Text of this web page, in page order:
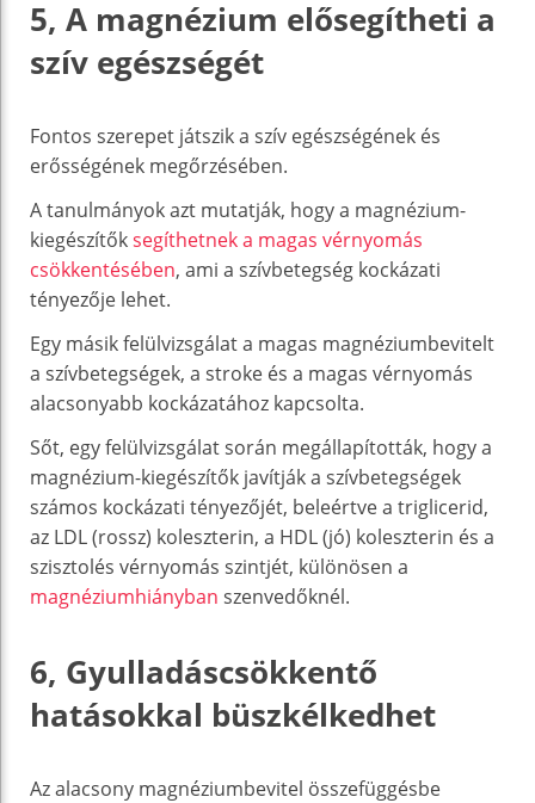
5, A magnézium elősegítheti a
szív egészségét
Fontos szerepet játszik a szív egészségének és
erősségének megőrzésében.
A tanulmányok azt mutatják, hogy a magnézium-
kiegészítőksegíthetnek a magas vérnyomás
csökkentésében, ami a szívbetegség kockázati
tényezője lehet.
Egy másik felülvizsgálat a magas magnéziumbevitelt
a szívbetegségek, a stroke és a magas vérnyomás
alacsonyabb kockázatához kapcsolta.
Sőt, egy felülvizsgálat során megállapították, hogy a
magnézium-kiegészítők javítják a szívbetegségek
számos kockázati tényezőjét, beleértve a triglicerid,
az LDL (rossz) koleszterin, a HDL (jó) koleszterin és a
szisztolés vérnyomás szintjét, különösen a
magnéziumhiányban szenvedőknél.
6, Gyulladáscsökkentő
hatásokkal büszkélkedhet
Az alacsony magnéziumbevitel összefüggésbe